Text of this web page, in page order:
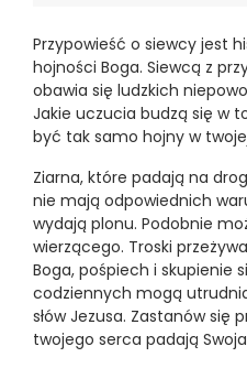
Przypowieść o siewcy jest
hojności Boga. Siewcą z
obawia się ludzkich
Jakie uczucia budzą się w
być tak samo hojny w
Ziarna, które padają na
nie mają odpowiednich
wydają plonu. Podobnie
wierzącego. Troski
Boga, pośpiech i skupienie
codziennych mogą
słów Jezusa. Zastanów się
twojego serca padają Swoja